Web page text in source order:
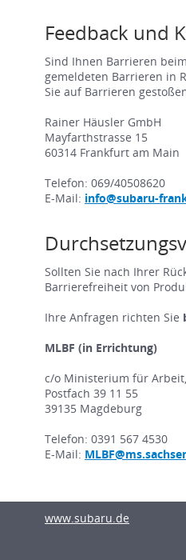
Feedback und
Sind Ihnen Barrieren
gemeldeten Barrieren in
Sie auf Barrieren
Rainer Häusler GmbH
Mayfarthstrasse 15
60314 Frankfurt am Main
Telefon: 069/40508620
E-Mail: info@subaru-
Sollten Sie nach Ihrer
Barrierefreiheit von
Ihre Anfragen richten Sie
MLBF (in Errichtung)
c/o Ministerium für
Postfach 39 11 55
39135 Magdeburg
Telefon: 0391 567 4530
E-Mail:
www.subaru.de